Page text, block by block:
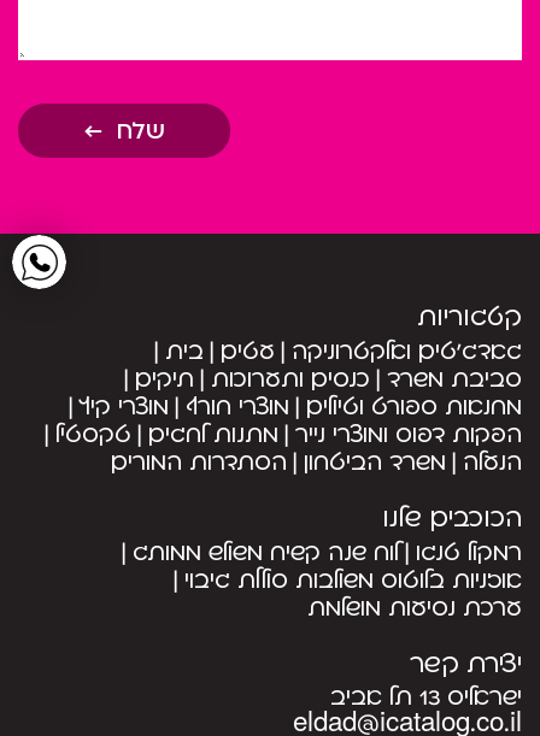
שלח
קטגוריות
גאדג’טים ואלקטרוניקה עטים בית
סביבת משרד כנסים ותערוכות תיקים
מחנאות ספורט וטיולים מוצרי חורף מוצרי קיץ
הפקות דפוס ומוצרי נייר מתנות לחגים טקסטיל
הנעלה משרד הביטחון הסתדרות המורים
הכוכבים שלנו
רמקול טנגו לוח שנה קשיח משולש ממותג
אוזניות בלוטוס משולבות סוללת גיבוי
ערכת נסיעות מושלמת
יצירת קשר
ישראליס 13 תל אביב
eldad@icatalog.co.il